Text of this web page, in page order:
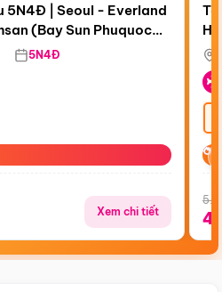
5N4Đ | Seoul - Everland
(Bay Sun Phuquoc
5N4Đ
Xem chi tiết